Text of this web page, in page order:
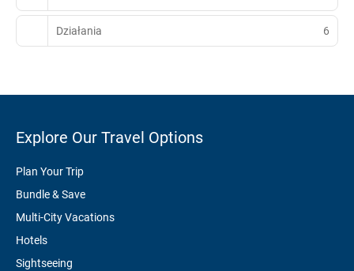
Działania 6
Explore Our Travel Options
Plan Your Trip
Bundle & Save
Multi-City Vacations
Hotels
Sightseeing